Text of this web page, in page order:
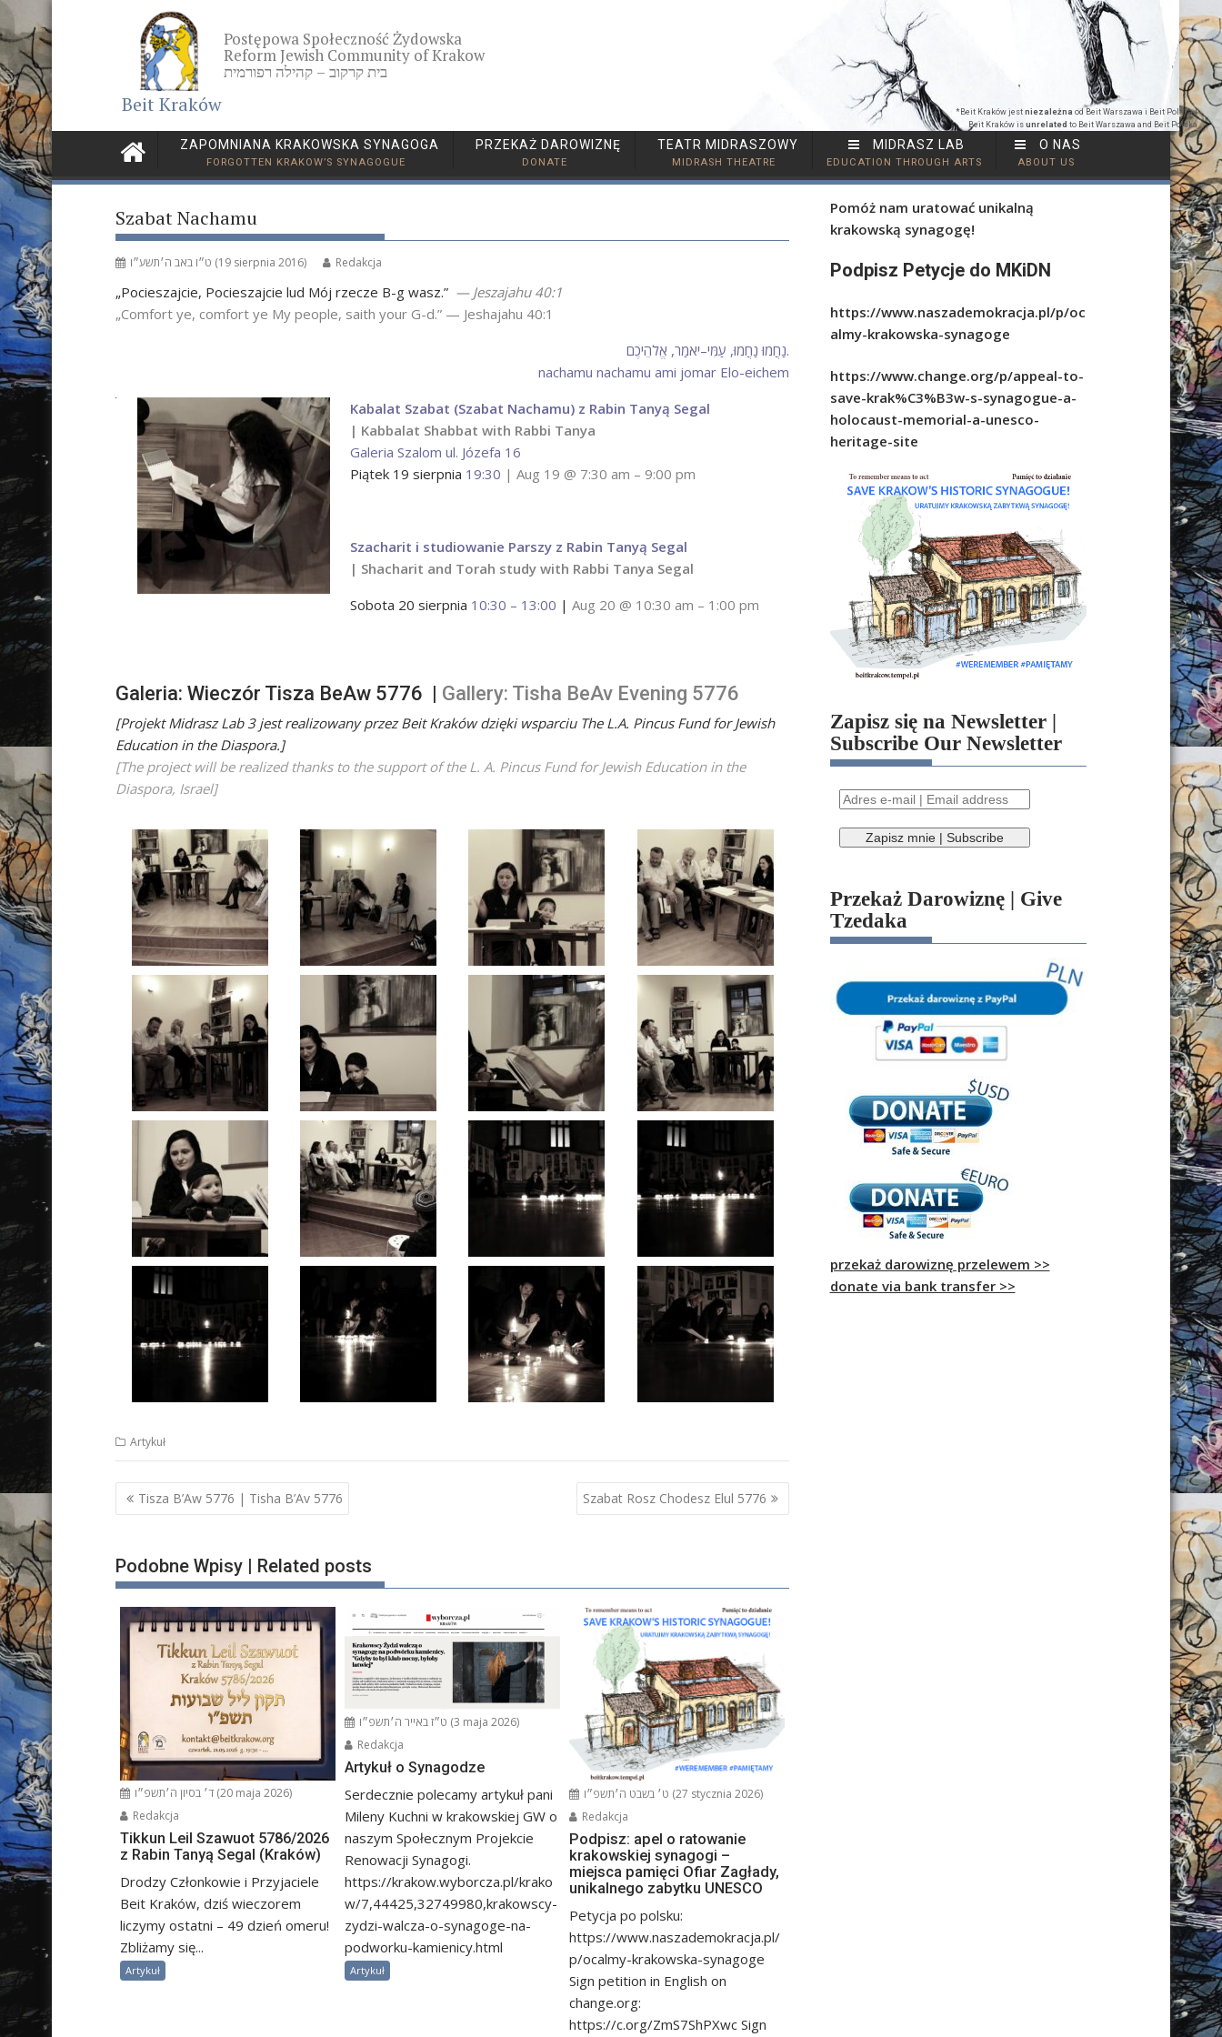
to
Beit Kraków
Postępowa Społeczność Żydowska
Reform Jewish Community of Krakow
בית קרקוב – קהילה רפורמית
*Beit Kraków jest niezależna od Beit Warszawa i Beit Polska |
Beit Kraków is unrelated to Beit Warszawa and Beit Polska
ZAPOMNIANA KRAKOWSKA SYNAGOGA
FORGOTTEN KRAKOW’S SYNAGOGUE
PRZEKAŻ DAROWIZNĘ
DONATE
TEATR MIDRASZOWY
MIDRASH THEATRE
MIDRASZ LAB
EDUCATION THROUGH ARTS
O NAS
ABOUT US
Szabat Nachamu
ט״ו באב ה׳תשע״ו (19 sierpnia 2016) Redakcja
„Pocieszajcie, Pocieszajcie lud Mój rzecze B-g wasz.” — Jeszajahu 40:1
„Comfort ye, comfort ye My people, saith your G-d.” — Jeshajahu 40:1
נַחֲמוּ נַחֲמוּ, עַמִּי–יֹאמַר, אֱלֹהֵיכֶם.
nachamu nachamu ami jomar Elo-eichem
Kabalat Szabat (Szabat Nachamu) z Rabin Tanyą Segal
| Kabbalat Shabbat with Rabbi Tanya
Galeria Szalom ul. Józefa 16
Piątek 19 sierpnia 19:30 | Aug 19 @ 7:30 am – 9:00 pm
Szacharit i studiowanie Parszy z Rabin Tanyą Segal
| Shacharit and Torah study with Rabbi Tanya Segal
Sobota 20 sierpnia 10:30 – 13:00 | Aug 20 @ 10:30 am – 1:00 pm
Galeria: Wieczór Tisza BeAw 5776 | Gallery: Tisha BeAv Evening 5776
[Projekt Midrasz Lab 3 jest realizowany przez Beit Kraków dzięki wsparciu The L.A. Pincus Fund for Jewish
Education in the Diaspora.]
[The project will be realized thanks to the support of the L. A. Pincus Fund for Jewish Education in the
Diaspora, Israel]
Artykuł
Nawigacja
wpisu
Tisza B’Aw 5776 | Tisha B’Av 5776 Szabat Rosz Chodesz Elul 5776
Podobne Wpisy | Related posts
ד׳ בסיון ה׳תשפ״ו (20 maja 2026)
Redakcja
Tikkun Leil Szawuot 5786/2026
z Rabin Tanyą Segal (Kraków)
Drodzy Członkowie i Przyjaciele
Beit Kraków, dziś wieczorem
liczymy ostatni – 49 dzień omeru!
Zbliżamy się...
Artykuł
ט״ז באייר ה׳תשפ״ו (3 maja 2026)
Redakcja
Artykuł o Synagodze
Serdecznie polecamy artykuł pani
Mileny Kuchni w krakowskiej GW o
naszym Społecznym Projekcie
Renowacji Synagogi.
https://krakow.wyborcza.pl/krako
w/7,44425,32749980,krakowscy-
zydzi-walcza-o-synagoge-na-
podworku-kamienicy.html
Artykuł
ט׳ בשבט ה׳תשפ״ו (27 stycznia 2026)
Redakcja
Podpisz: apel o ratowanie
krakowskiej synagogi –
miejsca pamięci Ofiar Zagłady,
unikalnego zabytku UNESCO
Petycja po polsku:
https://www.naszademokracja.pl/
p/ocalmy-krakowska-synagoge
Sign petition in English on
change.org:
https://c.org/ZmS7ShPXwc Sign
Pomóż nam uratować unikalną
krakowską synagogę!
Podpisz Petycje do MKiDN
https://www.naszademokracja.pl/p/oc
almy-krakowska-synagoge
https://www.change.org/p/appeal-to-
save-krak%C3%B3w-s-synagogue-a-
holocaust-memorial-a-unesco-
heritage-site
Zapisz się na Newsletter |
Subscribe Our Newsletter
Przekaż Darowiznę | Give
Tzedaka
przekaż darowiznę przelewem >>
donate via bank transfer >>